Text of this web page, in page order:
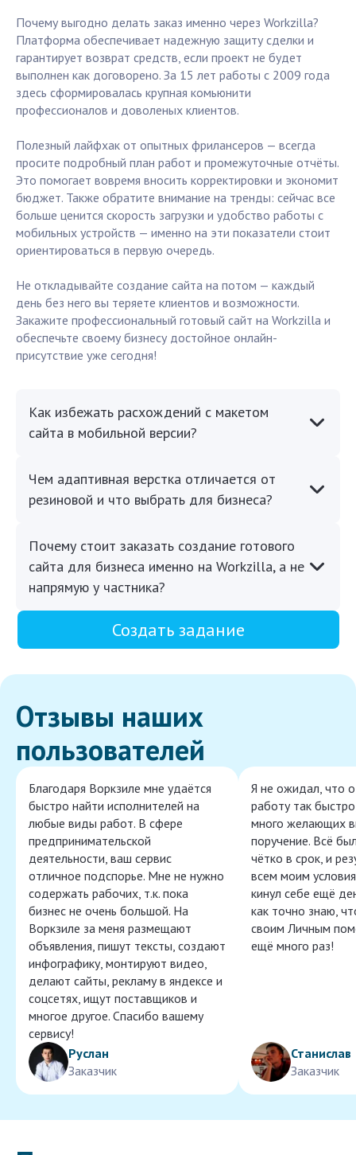
Почему выгодно делать заказ именно через Workzilla?
Платформа обеспечивает надежную защиту сделки и
гарантирует возврат средств, если проект не будет
выполнен как договорено. За 15 лет работы с 2009 года
здесь сформировалась крупная комьюнити
профессионалов и доволеных клиентов.
Полезный лайфхак от опытных фрилансеров — всегда
просите подробный план работ и промежуточные отчёты.
Это помогает вовремя вносить корректировки и экономит
бюджет. Также обратите внимание на тренды: сейчас все
больше ценится скорость загрузки и удобство работы с
мобильных устройств — именно на эти показатели стоит
ориентироваться в первую очередь.
Не откладывайте создание сайта на потом — каждый
день без него вы теряете клиентов и возможности.
Закажите профессиональный готовый сайт на Workzilla и
обеспечьте своему бизнесу достойное онлайн-
присутствие уже сегодня!
Как избежать расхождений с макетом
сайта в мобильной версии?
Чем адаптивная верстка отличается от
резиновой и что выбрать для бизнеса?
Почему стоит заказать создание готового
сайта для бизнеса именно на Workzilla, а не
напрямую у частника?
Создать задание
Отзывы наших
пользователей
Благодаря Воркзиле мне удаётся
быстро найти исполнителей на
любые виды работ. В сфере
предпринимательской
деятельности, ваш сервис
отличное подспорье. Мне не нужно
содержать рабочих, т.к. пока
бизнес не очень большой. На
Воркзиле за меня размещают
объявления, пишут тексты, создают
инфографику, монтируют видео,
делают сайты, рекламу в яндексе и
соцсетях, ищут поставщиков и
многое другое. Спасибо вашему
сервису!
Руслан
Заказчик
Я не ожидал, что
работу так
много желающих
поручение. Всё
чётко в срок, и
всем моим
кинул себе ещё
как точно знаю,
своим Личным
ещё много раз!
Станислав
Заказчик